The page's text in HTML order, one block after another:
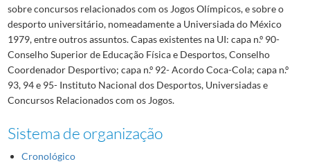
sobre concursos relacionados com os Jogos Olímpicos, e sobre o
desporto universitário, nomeadamente a Universiada do México
1979, entre outros assuntos. Capas existentes na UI: capa n.º 90-
Conselho Superior de Educação Física e Desportos, Conselho
Coordenador Desportivo; capa n.º 92- Acordo Coca-Cola; capa n.º
93, 94 e 95- Instituto Nacional dos Desportos, Universiadas e
Concursos Relacionados com os Jogos.
Sistema de organização
Cronológico